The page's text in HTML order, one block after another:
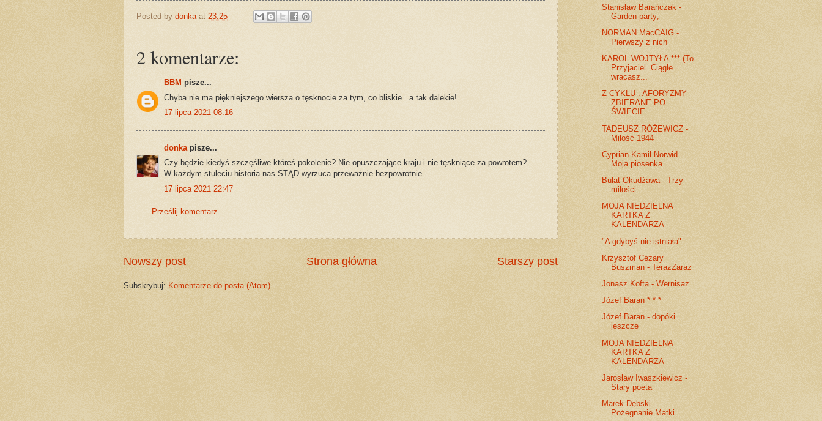
Posted by donka at 23:25
2 komentarze:
BBM pisze...
Chyba nie ma piękniejszego wiersza o tęsknocie za tym, co bliskie...a tak dalekie!
17 lipca 2021 08:16
donka pisze...
Czy będzie kiedyś szczęśliwe któreś pokolenie? Nie opuszczające kraju i nie tęskniące za powrotem?
W każdym stuleciu historia nas STĄD wyrzuca przeważnie bezpowrotnie..
17 lipca 2021 22:47
Prześlij komentarz
Nowszy post Starszy post
Strona główna
Subskrybuj: Komentarze do posta (Atom)
Stanisław Barańczak -
Garden party„
NORMAN MacCAIG -
Pierwszy z nich
KAROL WOJTYŁA *** (To
Przyjaciel. Ciągle
wracasz...
Z CYKLU : AFORYZMY
ZBIERANE PO
ŚWIECIE
TADEUSZ RÓŻEWICZ -
Miłość 1944
Cyprian Kamil Norwid -
Moja piosenka
Bułat Okudżawa - Trzy
miłości...
MOJA NIEDZIELNA
KARTKA Z
KALENDARZA
"A gdybyś nie istniała" ...
Krzysztof Cezary
Buszman - TerazZaraz
Jonasz Kofta - Wernisaż
Józef Baran * * *
Józef Baran - dopóki
jeszcze
MOJA NIEDZIELNA
KARTKA Z
KALENDARZA
Jarosław Iwaszkiewicz -
Stary poeta
Marek Dębski -
Pożegnanie Matki